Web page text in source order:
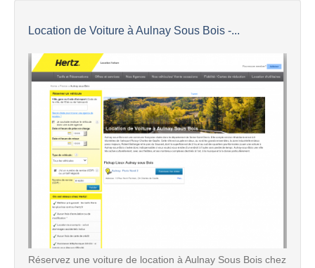
Location de Voiture à Aulnay Sous Bois -...
Réservez une voiture de location à Aulnay Sous Bois chez